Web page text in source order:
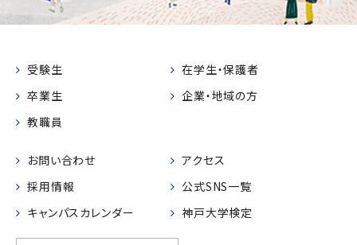
受験生
在学生・保護者
卒業生
企業・地域の方
教職員
お問い合わせ
アクセス
採用情報
公式SNS一覧
キャンパスカレンダー
神戸大学検定